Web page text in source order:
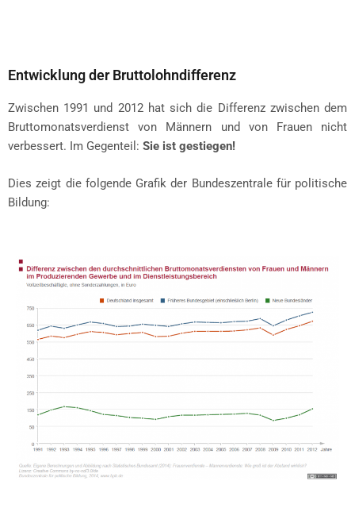
Entwicklung der Bruttolohndifferenz
Zwischen 1991 und 2012 hat sich die Differenz zwischen dem
Bruttomonatsverdienst von Männern und von Frauen nicht
verbessert. Im Gegenteil: Sie ist gestiegen!
Dies zeigt die folgende Grafik der Bundeszentrale für politische
Bildung: